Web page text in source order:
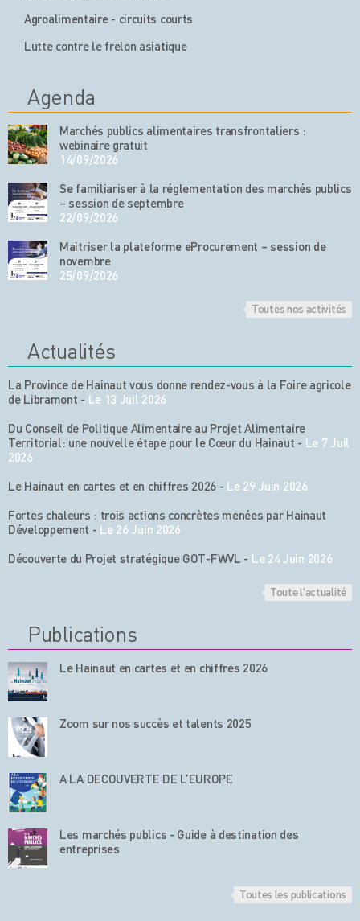
Agroalimentaire - circuits courts
Lutte contre le frelon asiatique
Agenda
Marchés publics alimentaires transfrontaliers :
webinaire gratuit
14/09/2026
Se familiariser à la réglementation des marchés publics
– session de septembre
22/09/2026
Maitriser la plateforme eProcurement – session de
novembre
25/09/2026
Toutes nos activités
Actualités
La Province de Hainaut vous donne rendez-vous à la Foire agricole
de Libramont - Le 13 Juil 2026
Du Conseil de Politique Alimentaire au Projet Alimentaire
Territorial: une nouvelle étape pour le Cœur du Hainaut - Le 7 Juil
2026
Le Hainaut en cartes et en chiffres 2026 - Le 29 Juin 2026
Fortes chaleurs : trois actions concrètes menées par Hainaut
Développement - Le 26 Juin 2026
Découverte du Projet stratégique GOT-FWVL - Le 24 Juin 2026
Toute l'actualité
Publications
Le Hainaut en cartes et en chiffres 2026
Zoom sur nos succès et talents 2025
A LA DECOUVERTE DE L’EUROPE
Les marchés publics - Guide à destination des
entreprises
Toutes les publications